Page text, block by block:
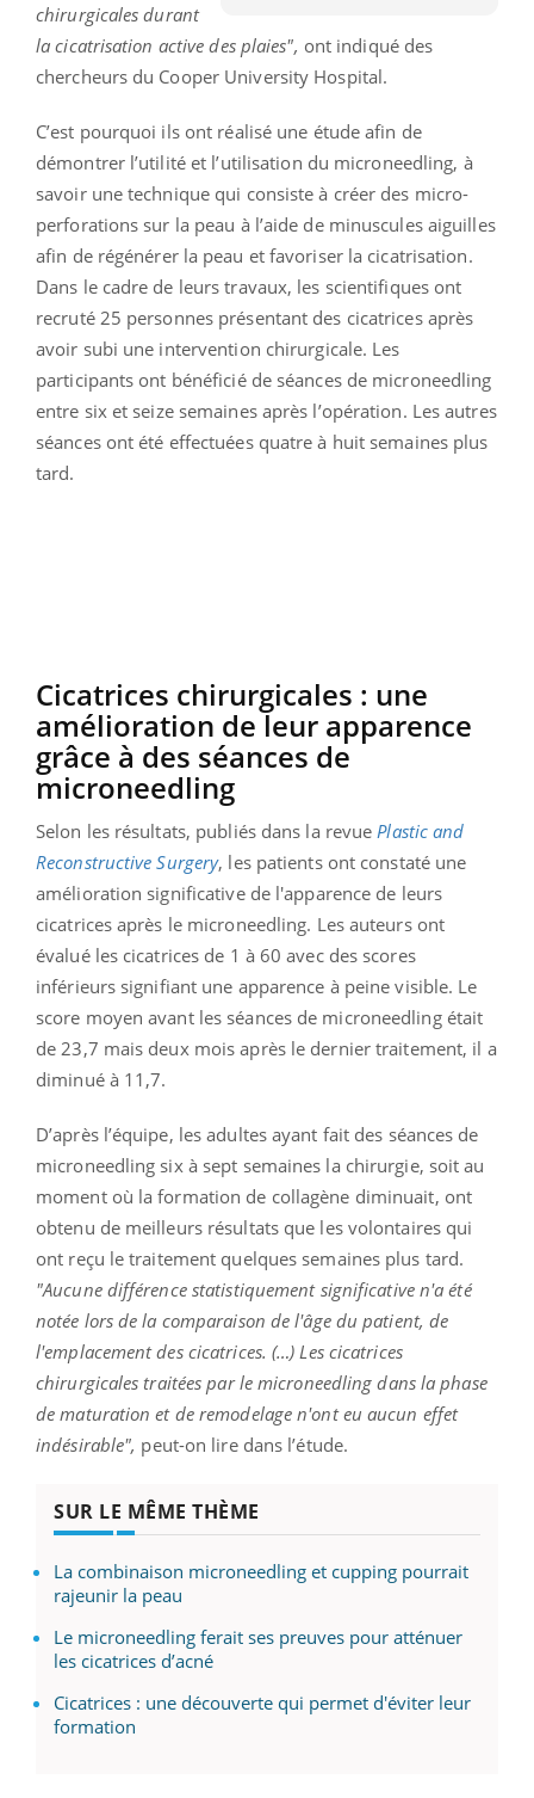
chirurgicales durant
la cicatrisation active des plaies", ont indiqué des
chercheurs du Cooper University Hospital.
C’est pourquoi ils ont réalisé une étude afin de
démontrer l’utilité et l’utilisation du microneedling, à
savoir une technique qui consiste à créer des micro-
perforations sur la peau à l’aide de minuscules aiguilles
afin de régénérer la peau et favoriser la cicatrisation.
Dans le cadre de leurs travaux, les scientifiques ont
recruté 25 personnes présentant des cicatrices après
avoir subi une intervention chirurgicale. Les
participants ont bénéficié de séances de microneedling
entre six et seize semaines après l’opération. Les autres
séances ont été effectuées quatre à huit semaines plus
tard.
Cicatrices chirurgicales : une
amélioration de leur apparence
grâce à des séances de
microneedling
Selon les résultats, publiés dans la revue Plastic and
Reconstructive Surgery, les patients ont constaté une
amélioration significative de l'apparence de leurs
cicatrices après le microneedling. Les auteurs ont
évalué les cicatrices de 1 à 60 avec des scores
inférieurs signifiant une apparence à peine visible. Le
score moyen avant les séances de microneedling était
de 23,7 mais deux mois après le dernier traitement, il a
diminué à 11,7.
D’après l’équipe, les adultes ayant fait des séances de
microneedling six à sept semaines la chirurgie, soit au
moment où la formation de collagène diminuait, ont
obtenu de meilleurs résultats que les volontaires qui
ont reçu le traitement quelques semaines plus tard.
"Aucune différence statistiquement significative n'a été
notée lors de la comparaison de l'âge du patient, de
l'emplacement des cicatrices. (…) Les cicatrices
chirurgicales traitées par le microneedling dans la phase
de maturation et de remodelage n'ont eu aucun effet
indésirable", peut-on lire dans l’étude.
SUR LE MÊME THÈME
La combinaison microneedling et cupping pourrait
rajeunir la peau
Le microneedling ferait ses preuves pour atténuer
les cicatrices d’acné
Cicatrices : une découverte qui permet d'éviter leur
formation